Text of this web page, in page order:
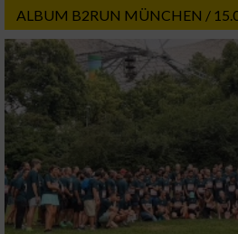
ALBUM B2RUN MÜNCHEN /